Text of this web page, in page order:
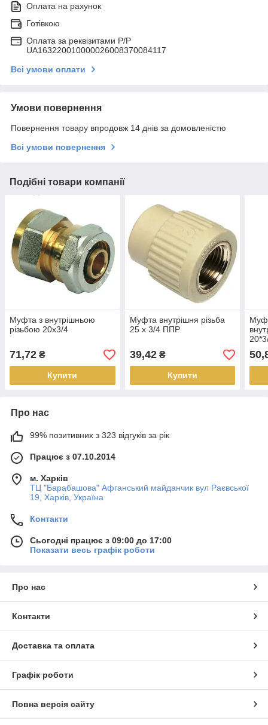
Оплата на рахунок
Готівкою
Оплата за реквізитами P/Р
UA163220010000026008370084117
Всі умови оплати
Умови повернення
Повернення товару впродовж 14 днів за домовленістю
Всі умови повернення
Подібні товари компанії
Муфта з внутрішньою
різьбою 20х3/4
71,72 ₴
Купити
Муфта внутрішня різьба
25 х 3/4 ППР
39,42₴
Купити
Про нас
99% позитивних з 323 відгуків за рік
Працює з 07.10.2014
м. Харків
ТЦ "Барабашова" Афганський майданчик вул Раєвської
19, Харків, Україна
Контакти
Сьогодні працює з 09:00 до 17:00
Показати весь графік роботи
Про нас
Контакти
Доставка та оплата
Графік роботи
Повна версія сайту